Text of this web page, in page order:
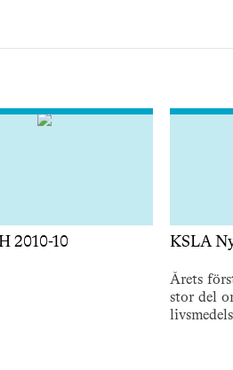
2010-10 KSLA
Årets
stor del